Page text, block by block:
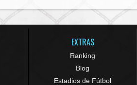
EXTRAS
Ranking
Blog
Estadios de Fútbol